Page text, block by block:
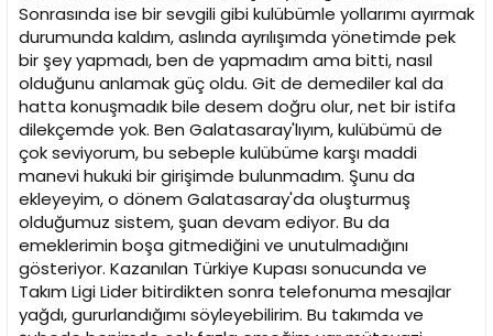
Sonrasında ise bir sevgili gibi kulübümle yollarımı ayırmak
durumunda kaldım, aslında ayrılışımda yönetimde pek
bir şey yapmadı, ben de yapmadım ama bitti, nasıl
olduğunu anlamak güç oldu. Git de demediler kal da
hatta konuşmadık bile desem doğru olur, net bir istifa
dilekçemde yok. Ben Galatasaray'lıyım, kulübümü de
çok seviyorum, bu sebeple kulübüme karşı maddi
manevi hukuki bir girişimde bulunmadım. Şunu da
ekleyeyim, o dönem Galatasaray'da oluşturmuş
olduğumuz sistem, şuan devam ediyor. Bu da
emeklerimin boşa gitmediğini ve unutulmadığını
gösteriyor. Kazanılan Türkiye Kupası sonucunda ve
Takım Ligi Lider bitirdikten sonra telefonuma mesajlar
yağdı, gururlandığımı söyleyebilirim. Bu takımda ve